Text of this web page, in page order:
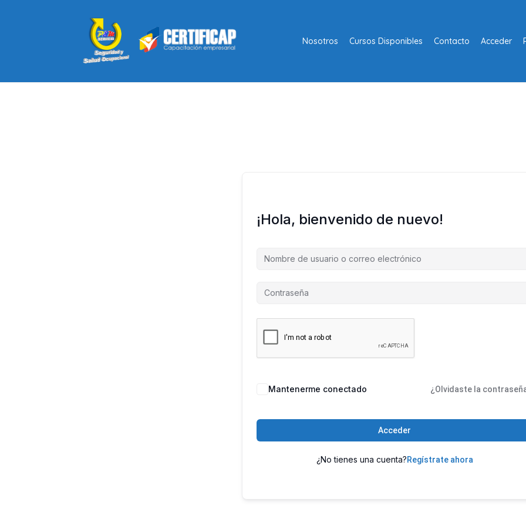
Nosotros Cursos Disponibles Contacto Acceder
¡Hola, bienvenido de nuevo!
Mantenerme conectado ¿Olvidaste la
Acceder
¿No tienes una cuenta?Regístrate ahora